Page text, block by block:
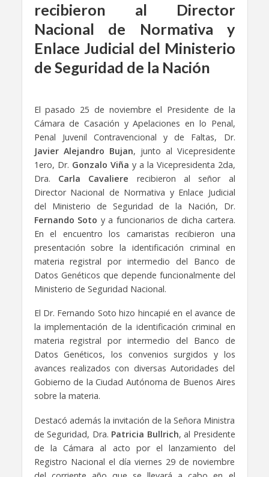
recibieron al Director
Nacional de Normativa y
Enlace Judicial del Ministerio
de Seguridad de la Nación
El pasado 25 de noviembre el Presidente de la
Cámara de Casación y Apelaciones en lo Penal,
Penal Juvenil Contravencional y de Faltas, Dr.
Javier Alejandro Bujan, junto al Vicepresidente
1ero, Dr. Gonzalo Viña y a la Vicepresidenta 2da,
Dra. Carla Cavaliere recibieron al señor al
Director Nacional de Normativa y Enlace Judicial
del Ministerio de Seguridad de la Nación, Dr.
Fernando Soto y a funcionarios de dicha cartera.
En el encuentro los camaristas recibieron una
presentación sobre la identificación criminal en
materia registral por intermedio del Banco de
Datos Genéticos que depende funcionalmente del
Ministerio de Seguridad Nacional.
El Dr. Fernando Soto hizo hincapié en el avance de
la implementación de la identificación criminal en
materia registral por intermedio del Banco de
Datos Genéticos, los convenios surgidos y los
avances realizados con diversas Autoridades del
Gobierno de la Ciudad Autónoma de Buenos Aires
sobre la materia.
Destacó además la invitación de la Señora Ministra
de Seguridad, Dra. Patricia Bullrich, al Presidente
de la Cámara al acto por el lanzamiento del
Registro Nacional el día viernes 29 de noviembre